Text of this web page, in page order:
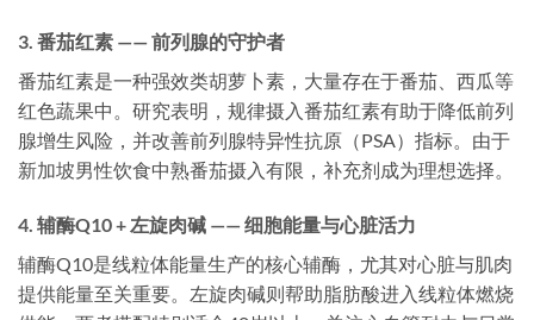
3. 番茄红素 —— 前列腺的守护者
番茄红素是一种强效类胡萝卜素，大量存在于番茄、西瓜等
红色蔬果中。研究表明，规律摄入番茄红素有助于降低前列
腺增生风险，并改善前列腺特异性抗原（PSA）指标。由于
新加坡男性饮食中熟番茄摄入有限，补充剂成为理想选择。
4. 辅酶Q10 + 左旋肉碱 —— 细胞能量与心脏活力
辅酶Q10是线粒体能量生产的核心辅酶，尤其对心脏与肌肉
提供能量至关重要。左旋肉碱则帮助脂肪酸进入线粒体燃烧